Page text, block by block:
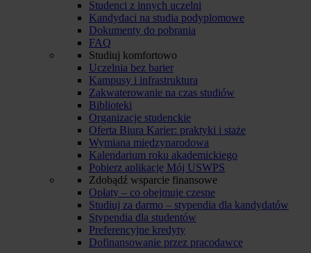
Studenci z innych uczelni
Kandydaci na studia podyplomowe
Dokumenty do pobrania
FAQ
Studiuj komfortowo
Uczelnia bez barier
Kampusy i infrastruktura
Zakwaterowanie na czas studiów
Biblioteki
Organizacje studenckie
Oferta Biura Karier: praktyki i staże
Wymiana międzynarodowa
Kalendarium roku akademickiego
Pobierz aplikację Mój USWPS
Zdobądź wsparcie finansowe
Opłaty – co obejmuje czesne
Studiuj za darmo – stypendia dla kandydatów
Stypendia dla studentów
Preferencyjne kredyty
Dofinansowanie przez pracodawcę